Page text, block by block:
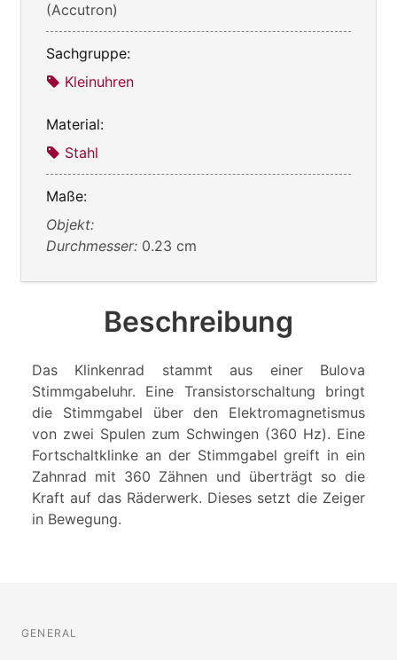
(Accutron)
Sachgruppe:
Kleinuhren
Material:
Stahl
Maße:
Objekt:
Durchmesser: 0.23 cm
Beschreibung
Das Klinkenrad stammt aus einer Bulova
Stimmgabeluhr. Eine Transistorschaltung bringt
die Stimmgabel über den Elektromagnetismus
von zwei Spulen zum Schwingen (360 Hz). Eine
Fortschaltklinke an der Stimmgabel greift in ein
Zahnrad mit 360 Zähnen und überträgt so die
Kraft auf das Räderwerk. Dieses setzt die Zeiger
in Bewegung.
GENERAL